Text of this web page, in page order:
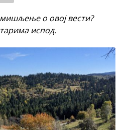
о овој вести?
испод.